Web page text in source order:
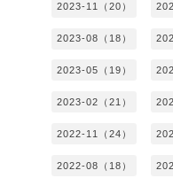
2023-11（20）
2023-08（18）
2023-05（19）
2023-02（21）
2022-11（24）
2022-08（18）